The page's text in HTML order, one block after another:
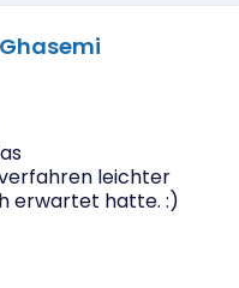
leichter
erwartet hatte. :)